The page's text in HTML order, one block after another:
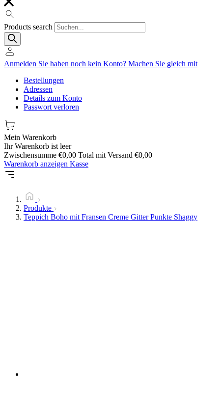
Products search
Anmelden Sie haben noch kein Konto? Machen Sie gleich mit
Bestellungen
Adressen
Details zum Konto
Passwort verloren
Mein Warenkorb
Ihr Warenkorb ist leer
Zwischensumme €0,00 Total mit Versand €0,00
Warenkorb anzeigen Kasse
Produkte
Teppich Boho mit Fransen Creme Gitter Punkte Shaggy